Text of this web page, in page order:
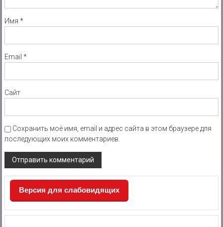
Имя *
Email *
Сайт
Сохранить моё имя, email и адрес сайта в этом браузере для
последующих моих комментариев.
Версия для слабовидящих